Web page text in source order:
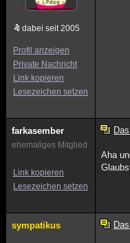
dabei seit 2005
Profil anzeigen
Private Nachricht
Link kopieren
Lesezeichen setzen
farkasember
ehemaliges Mitglied
Link kopieren
Lesezeichen setzen
Aha
sympatikus